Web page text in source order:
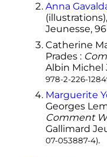
Anna
(illustrations),
Jeunesse, 96
Catherine
Prades :
Albin Michel
978-2-226-
Marguerite
Georges
Comment
Gallimard
07-053887-4).